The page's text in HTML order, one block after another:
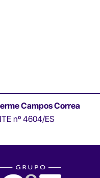
Campos Correa
nº 4604/ES